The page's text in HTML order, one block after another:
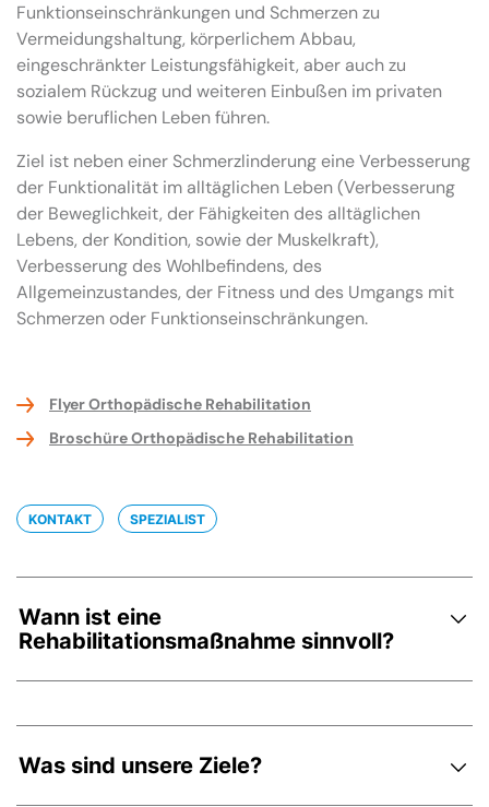
Funktionseinschränkungen und Schmerzen zu
Vermeidungshaltung, körperlichem Abbau,
eingeschränkter Leistungsfähigkeit, aber auch zu
sozialem Rückzug und weiteren Einbußen im privaten
sowie beruflichen Leben führen.
Ziel ist neben einer Schmerzlinderung eine Verbesserung
der Funktionalität im alltäglichen Leben (Verbesserung
der Beweglichkeit, der Fähigkeiten des alltäglichen
Lebens, der Kondition, sowie der Muskelkraft),
Verbesserung des Wohlbefindens, des
Allgemeinzustandes, der Fitness und des Umgangs mit
Schmerzen oder Funktionseinschränkungen.
Flyer Orthopädische Rehabilitation
Broschüre Orthopädische Rehabilitation
KONTAKT SPEZIALIST
Wann ist eine
Rehabilitationsmaßnahme sinnvoll?
Was sind unsere Ziele?